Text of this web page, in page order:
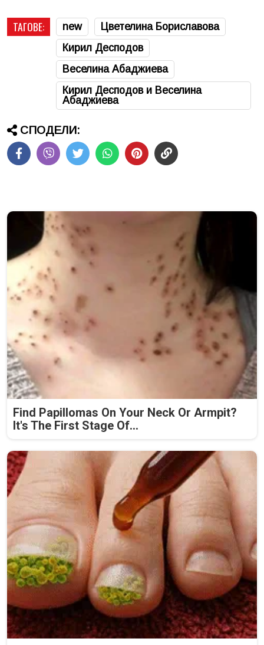
ТАГОВЕ: new
Цветелина Бориславова
Кирил Десподов
Веселина Абаджиева
Кирил Десподов и Веселина
Абаджиева
СПОДЕЛИ:
Find Papillomas On Your Neck Or Armpit?
It's The First Stage Of...